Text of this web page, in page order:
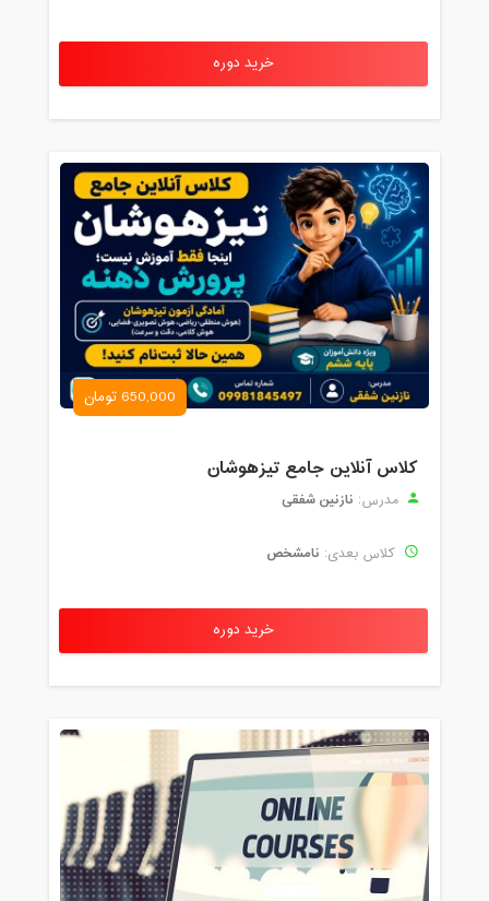
خرید دوره
650,000 تومان
کلاس آنلاین جامع تیزهوشان
مدرس: نازنین شفقی
کلاس بعدی: نامشخص
خرید دوره